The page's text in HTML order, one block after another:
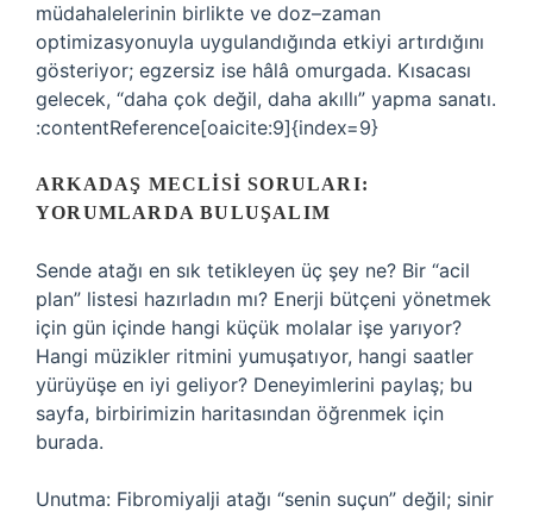
müdahalelerinin birlikte ve doz–zaman
optimizasyonuyla uygulandığında etkiyi artırdığını
gösteriyor; egzersiz ise hâlâ omurgada. Kısacası
gelecek, “daha çok değil, daha akıllı” yapma sanatı.
:contentReference[oaicite:9]{index=9}
ARKADAŞ MECLISI SORULARI:
YORUMLARDA BULUŞALIM
Sende atağı en sık tetikleyen üç şey ne? Bir “acil
plan” listesi hazırladın mı? Enerji bütçeni yönetmek
için gün içinde hangi küçük molalar işe yarıyor?
Hangi müzikler ritmini yumuşatıyor, hangi saatler
yürüyüşe en iyi geliyor? Deneyimlerini paylaş; bu
sayfa, birbirimizin haritasından öğrenmek için
burada.
Unutma: Fibromiyalji atağı “senin suçun” değil; sinir